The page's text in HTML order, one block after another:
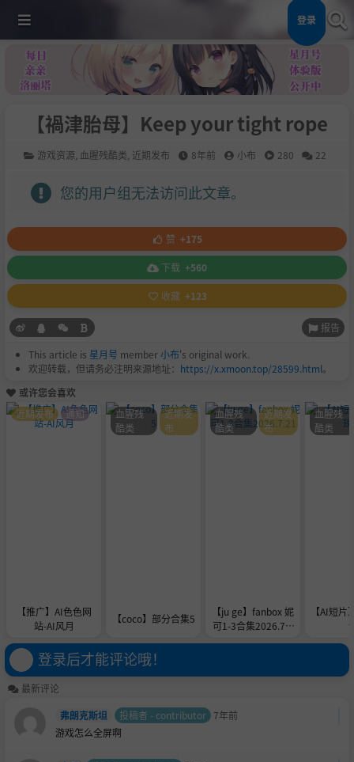
登录
【禍津胎母】Keep your tight rope
游戏资源 血腥残酷类 近期发布 8年前 小布 280 22
您的用户组无法访问此文章。
赞 +175
下载 +560
收藏 +123
报告
This article is 星月号 member小布's original work.
欢迎转载，但请务必注明来源地址： https://x.xmoon.top/28599.html。
或许您会喜欢
【推广】AI色色网
站-AI风月
近期发布 通知
【coco】部分合集5
血腥残
酷类
近期发
布
【ju ge】fanbox 妮
可1-3合集2026.7.2
血腥残
酷类
近期发
布
【AI短片
血腥残
酷类
登录后才能评论哦！
最新评论
弗朗克斯坦
投稿者 - contributor 7年前
游戏怎么全屏啊